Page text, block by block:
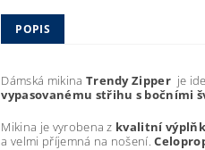
POPIS
Dámská mikina Trendy Zipper je
vypasovanému střihu s bočními
Mikina je vyrobena z kvalitní
a velmi příjemná na nošení.